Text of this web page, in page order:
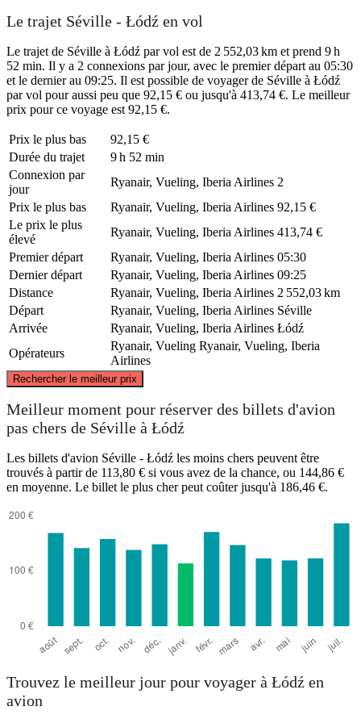
Le trajet Séville - Łódź en vol
Le trajet de Séville à Łódź par vol est de 2 552,03 km et prend 9 h
52 min. Il y a 2 connexions par jour, avec le premier départ au 05:30
et le dernier au 09:25. Il est possible de voyager de Séville à Łódź
par vol pour aussi peu que 92,15 € ou jusqu'à 413,74 €. Le meilleur
prix pour ce voyage est 92,15 €.
Prix ​​le plus bas
92,15 €
Durée du trajet
9 h 52 min
Connexion par
jour
Ryanair, Vueling, Iberia Airlines 2
Prix ​​le plus bas
Ryanair, Vueling, Iberia Airlines 92,15 €
Le prix le plus
élevé
Ryanair, Vueling, Iberia Airlines 413,74 €
Premier départ
Ryanair, Vueling, Iberia Airlines 05:30
Dernier départ
Ryanair, Vueling, Iberia Airlines 09:25
Distance
Ryanair, Vueling, Iberia Airlines 2 552,03 km
Départ
Ryanair, Vueling, Iberia Airlines Séville
Arrivée
Ryanair, Vueling, Iberia Airlines Łódź
Opérateurs
Ryanair, Vueling Ryanair, Vueling, Iberia
Airlines
Rechercher le meilleur prix
Meilleur moment pour réserver des billets d'avion
pas chers de Séville à Łódź
Les billets d'avion Séville - Łódź les moins chers peuvent être
trouvés à partir de 113,80 € si vous avez de la chance, ou 144,86 €
en moyenne. Le billet le plus cher peut coûter jusqu'à 186,46 €.
Trouvez le meilleur jour pour voyager à Łódź en
avion